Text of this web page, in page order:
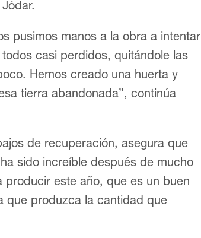
pusimos manos a la obra a intentar
casi perdidos, quitándole las
Hemos creado una huerta y
tierra abandonada”, continúa
de recuperación, asegura que
sido increíble después de mucho
este año, que es un buen
que produzca la cantidad que